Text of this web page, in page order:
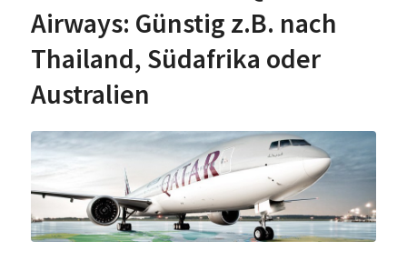
Airways: Günstig z.B. nach
Thailand, Südafrika oder
Australien